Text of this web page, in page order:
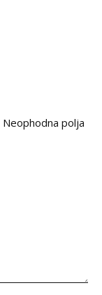
Neophodna polja